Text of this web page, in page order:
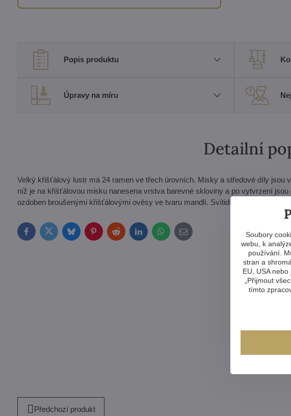
Popis produktu
Úpravy na míru
Detailní
Velký křišťálový lustr má 24 ramen ve třech úrovních. Misky a středové díly jsou
níž je na křišťálovou misku nanesena vrstva barevné skloviny a po vytvrzení
ozdoben broušenými křišťálovými ověsy ve tvaru mandlí. Svítidla tohoto typu
FacebookTwitterBlueskyPinterestRedditLinkedInWhatsApp
E-
mail
Předchozí produkt
Soubory
webu, k
používání.
stran a
EU, USA
„Přijmout
tímto